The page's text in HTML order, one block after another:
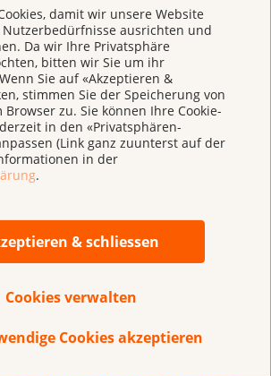
damit wir unsere Website
ausrichten und
Da wir Ihre Privatsphäre
bitten wir Sie um ihr
Sie auf «Akzeptieren &
stimmen Sie der Speicherung von
Browser zu. Sie können Ihre Cookie-
in den «Privatsphären-
(Link ganz zuunterst auf der
in der
.
& schliessen
Cookies verwalten
Cookies akzeptieren
Leben:
stopsmoking
stopsmoking